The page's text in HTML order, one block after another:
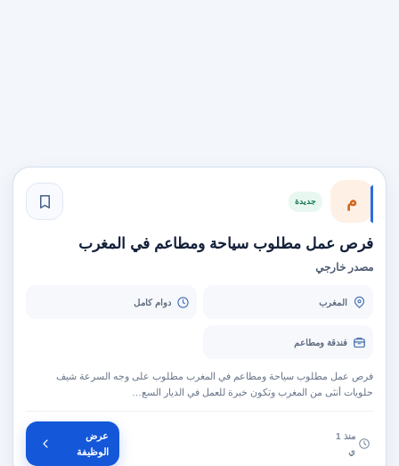
م جديدة
فرص عمل مطلوب سياحة ومطاعم في المغرب
مصدر خارجي
المغرب دوام كامل
فندقة ومطاعم
فرص عمل مطلوب سياحة ومطاعم في المغرب مطلوب على وجه السرعة شيف
حلويات أنثى من المغرب وتكون خبرة للعمل في الديار السع…
منذ 1
ي
عرض
الوظيفة